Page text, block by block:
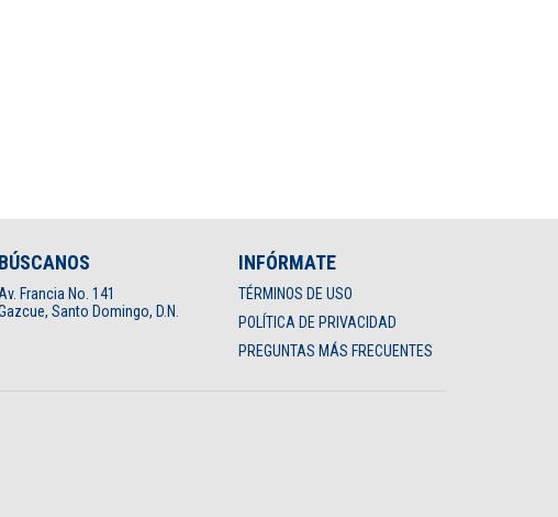
BÚSCANOS
Av. Francia No. 141
Santo Domingo, D.N.
INFÓRMATE
TÉRMINOS DE USO
POLÍTICA DE PRIVACIDAD
PREGUNTAS MÁS FRECUENTES